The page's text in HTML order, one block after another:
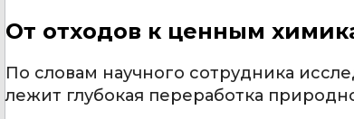
От отходов к ценным
По словам научного сотрудника
лежит глубокая переработка